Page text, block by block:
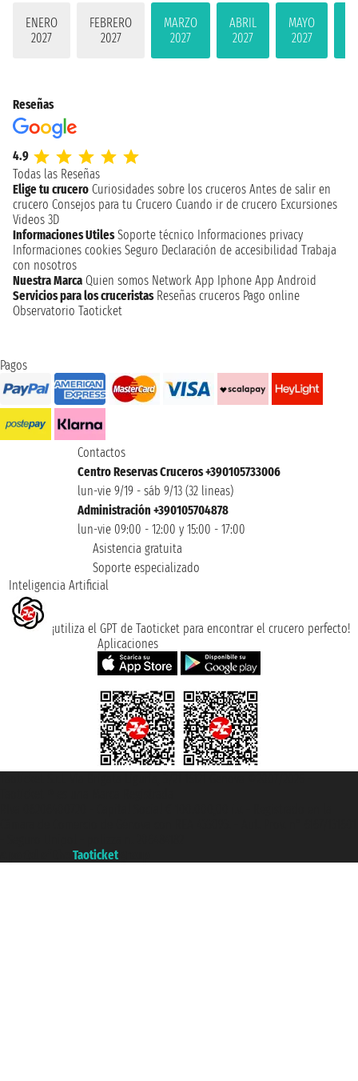
ENERO
2027
FEBRERO
2027
MARZO
2027
ABRIL
2027
MAYO
2027
Reseñas
4.9
Todas las Reseñas
Elige tu crucero Curiosidades sobre los cruceros Antes de salir en
crucero Consejos para tu Crucero Cuando ir de crucero Excursiones
Videos 3D
Informaciones Utiles Soporte técnico Informaciones privacy
Informaciones cookies Seguro Declaración de accesibilidad Trabaja
con nosotros
Nuestra Marca Quien somos Network App Iphone App Android
Servicios para los cruceristas Reseñas cruceros Pago online
Observatorio Taoticket
Pagos
Contactos
Centro Reservas Cruceros +390105733006
lun-vie 9/19 - sáb 9/13 (32 lineas)
Administración +390105704878
lun-vie 09:00 - 12:00 y 15:00 - 17:00
Asistencia gratuita
Soporte especializado
Inteligencia Artificial
¡utiliza el GPT de Taoticket para encontrar el crucero perfecto!
Aplicaciones
Taoticket